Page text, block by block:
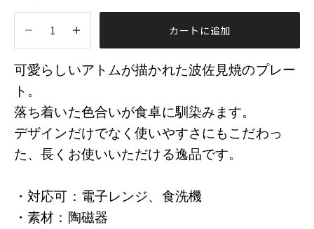
カートに追加
可愛らしいアトムが描かれた波佐見焼のプレー
ト。
落ち着いた色合いが食卓に馴染みます。
デザインだけでなく使いやすさにもこだわっ
た、長くお使いいただける逸品です。
・対応可：電子レンジ、食洗機
・素材：陶磁器